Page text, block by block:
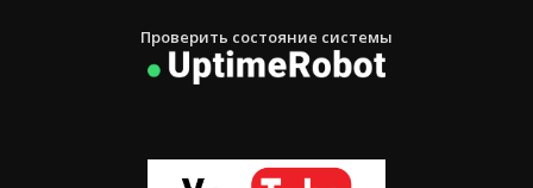
Проверить состояние системы